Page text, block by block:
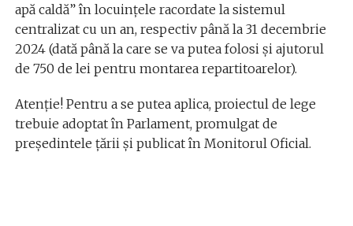
apă caldă” în locuințele racordate la sistemul
centralizat cu un an, respectiv până la 31 decembrie
2024 (dată până la care se va putea folosi și ajutorul
de 750 de lei pentru montarea repartitoarelor).
Atenție! Pentru a se putea aplica, proiectul de lege
trebuie adoptat în Parlament, promulgat de
președintele țării și publicat în Monitorul Oficial.